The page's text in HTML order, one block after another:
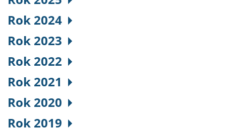
Rok 2024
Rok 2023
Rok 2022
Rok 2021
Rok 2020
Rok 2019